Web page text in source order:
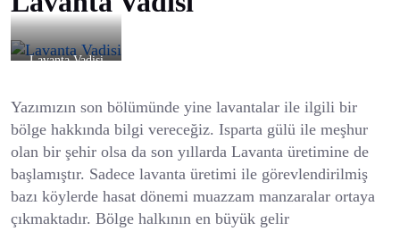
Lavanta Vadisi
Yazımızın son bölümünde yine lavantalar ile ilgili bir
bölge hakkında bilgi vereceğiz. Isparta gülü ile meşhur
olan bir şehir olsa da son yıllarda Lavanta üretimine de
başlamıştır. Sadece lavanta üretimi ile görevlendirilmiş
bazı köylerde hasat dönemi muazzam manzaralar ortaya
çıkmaktadır. Bölge halkının en büyük gelir